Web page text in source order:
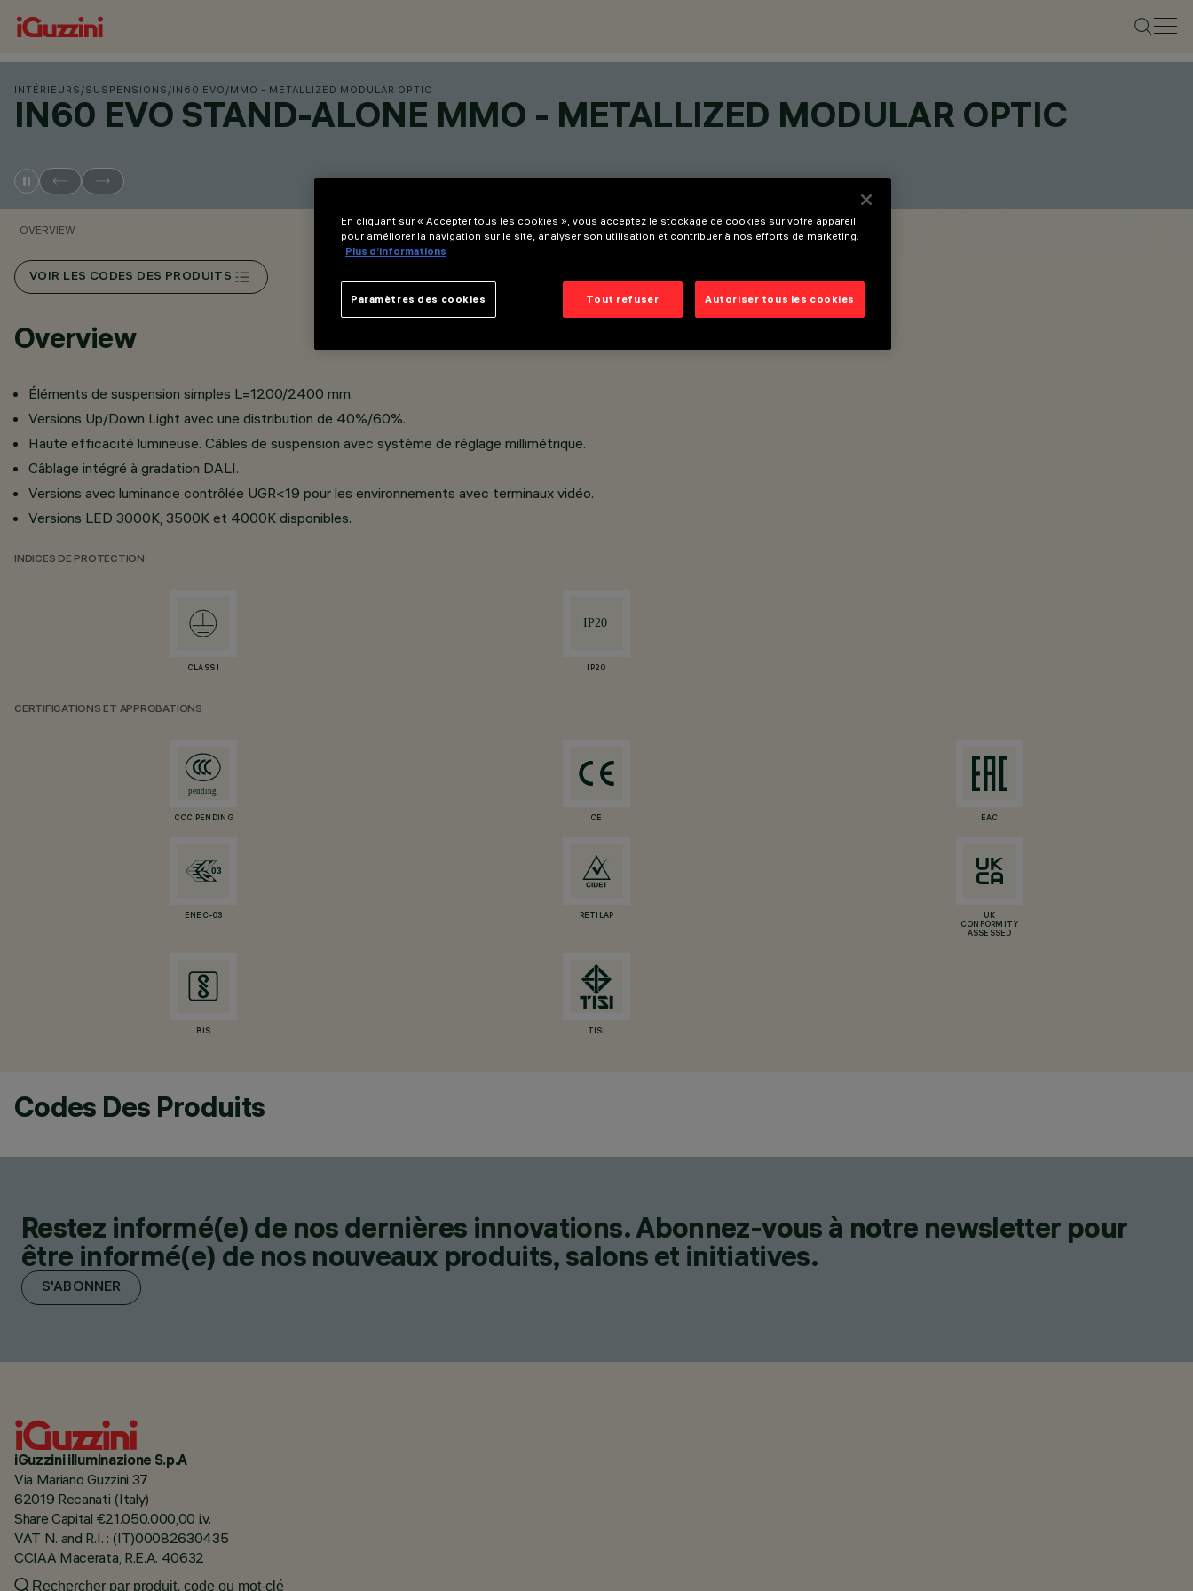
INTÉRIEURS /SUSPENSIONS /IN60 EVO /MMO - METALLIZED MODULAR OPTIC
IN60 EVO STAND-ALONE MMO - METALLIZED MODULAR OPTIC
OVERVIEW
VOIR LES CODES DES PRODUITS
Overview
Éléments de suspension simples L=1200/2400 mm.
Versions Up/Down Light avec une distribution de 40%/60%.
Haute efficacité lumineuse. Câbles de suspension avec système de réglage millimétrique.
Câblage intégré à gradation DALI.
Versions avec luminance contrôlée UGR<19 pour les environnements avec terminaux vidéo.
Versions LED 3000K, 3500K et 4000K disponibles.
INDICES DE PROTECTION
CLASS I IP20
CERTIFICATIONS ET APPROBATIONS
CCC PENDING CE EAC
ENEC-03 RETILAP
UK
CONFORMITY
ASSESSED
BIS TISI
Codes Des Produits
Restez informé(e) de nos dernières innovations. Abonnez-vous à notre newsletter pour
être informé(e) de nos nouveaux produits, salons et initiatives.
S'ABONNER
iGuzzini illuminazione S.p.A
Via Mariano Guzzini 37
62019 Recanati (Italy)
Share Capital €21.050.000,00 i.v.
VAT N. and R.I. : (IT)00082630435
CCIAA Macerata, R.E.A. 40632
En cliquant sur « Accepter tous les cookies », vous acceptez le stockage de cookies sur votre appareil
pour améliorer la navigation sur le site, analyser son utilisation et contribuer à nos efforts de marketing.
Plus d’informations
Tout refuser Autoriser tous les cookies
Paramètres des cookies